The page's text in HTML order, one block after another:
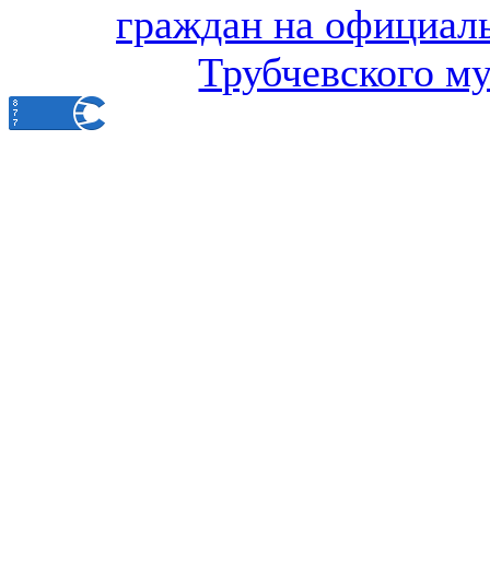
граждан на
Трубчевского